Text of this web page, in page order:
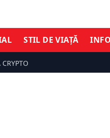
STIL DE VIAȚĂ